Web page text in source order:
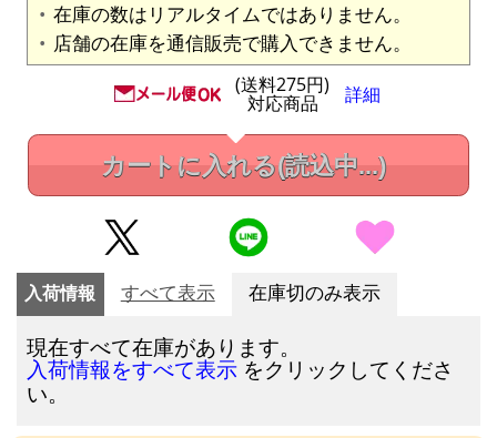
在庫の数はリアルタイムではありません。
店舗の在庫を通信販売で購入できません。
(送料275円)
対応商品 詳細
カートに入れる(読込中...)
入荷情報 すべて表示 在庫切のみ表示
現在すべて在庫があります。
入荷情報をすべて表示 をクリックしてくださ
い。